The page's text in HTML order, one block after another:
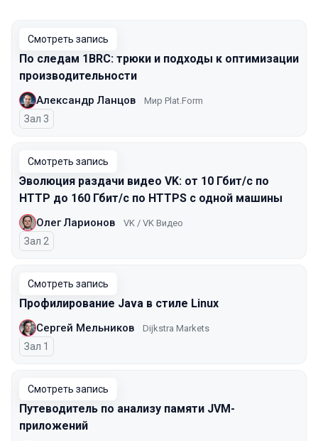
Смотреть запись
По следам 1BRC: трюки и подходы к оптимизации
производительности
Александр Ланцов Мир Plat.Form
Зал 3
Смотреть запись
Эволюция раздачи видео VK: от 10 Гбит/с по
HTTP до 160 Гбит/с по HTTPS с одной машины
Олег Ларионов VK / VK Видео
Зал 2
Смотреть запись
Профилирование Java в стиле Linux
Сергей Мельников Dijkstra Markets
Зал 1
Смотреть запись
Путеводитель по анализу памяти JVM-
приложений